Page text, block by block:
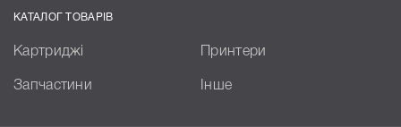
КАТАЛОГ ТОВАРІВ
Картриджі Принтери
Запчастини Інше